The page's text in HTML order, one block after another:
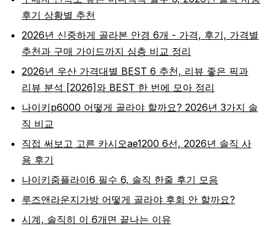
후기 상황별 추천
2026년 신중하게 골라본 안경 6개 - 가격, 후기, 가격별
추천과 구매 가이드까지 심층 비교 정리
2026년 우산 가격대별 BEST 6 추천, 리뷰 좋은 픽과
리뷰 분석 [2026]와 BEST 한 번에 모아 정리
나이키p6000 어떻게 골라야 할까요? 2026년 3가지 솔
직 비교
직접 써보고 고른 카시오ae1200 6선, 2026년 솔직 사
용 후기
나이키줌플라이6 필수 6, 솔직 한줄 후기 모음
루즈앤라운지가방 어떻게 골라야 후회 안 할까요?
시계, 솔직히 이 6개면 끝나는 이유